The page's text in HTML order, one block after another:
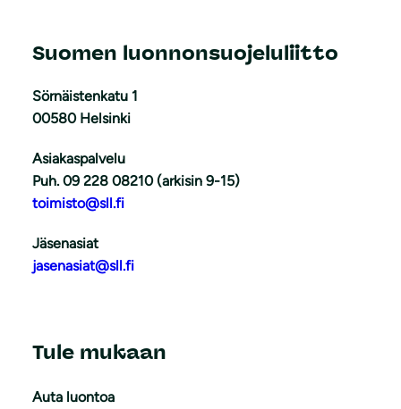
Suomen luonnonsuojeluliitto
Sörnäistenkatu 1
00580 Helsinki
Asiakaspalvelu
Puh. 09 228 08210 (arkisin 9-15)
toimisto@sll.fi
Jäsenasiat
jasenasiat@sll.fi
Tule mukaan
Auta luontoa